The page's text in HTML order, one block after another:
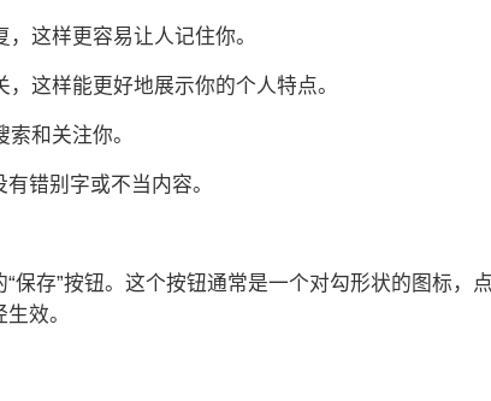
这样更容易让人记住你。
这样能更好地展示你的个人特点。
和关注你。
错别字或不当内容。
保存”按钮。这个按钮通常是一个对勾形状的图标，
效。